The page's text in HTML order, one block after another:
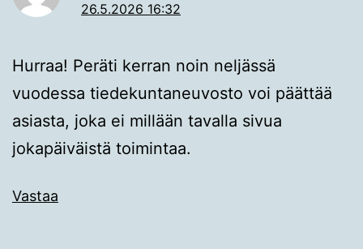
26.5.2026 16:32
Hurraa! Peräti kerran noin neljässä
vuodessa tiedekuntaneuvosto voi päättää
asiasta, joka ei millään tavalla sivua
jokapäiväistä toimintaa.
Vastaa